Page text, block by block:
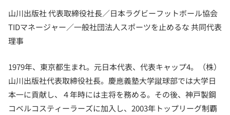
山川出版社 代表取締役社長／日本ラグビーフットボール協会
TIDマネージャー／一般社団法人スポーツを止めるな 共同代表
理事
1979年、東京都生まれ。元日本代表、代表キャップ4。（株）
山川出版社代表取締役社長。慶應義塾大学蹴球部では大学日
本一に貢献し、４年時には主将を務める。その後、神戸製鋼
コベルコスティーラーズに加入し、2003年トップリーグ制覇